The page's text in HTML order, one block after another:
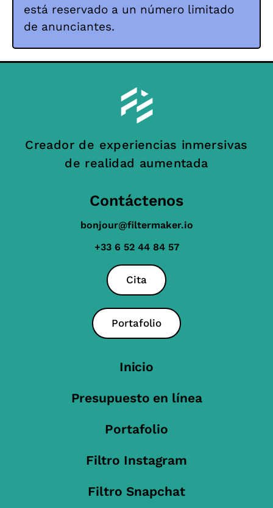
está reservado a un número limitado
de anunciantes.
Creador de experiencias inmersivas
de realidad aumentada
Contáctenos
bonjour@filtermaker.io
+33 6 52 44 84 57
Cita
Portafolio
Inicio
Presupuesto en línea
Portafolio
Filtro Instagram
Filtro Snapchat